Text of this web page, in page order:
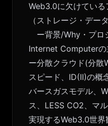
Web3.0に欠けている
（ストレージ・デー
ー背景/Why・プロ
Internet Computer
ー分散クラウド(分散
スピード、ID(II)の概
バースガスモデル、
ス、LESS CO2、マ
実現するWeb3.0世